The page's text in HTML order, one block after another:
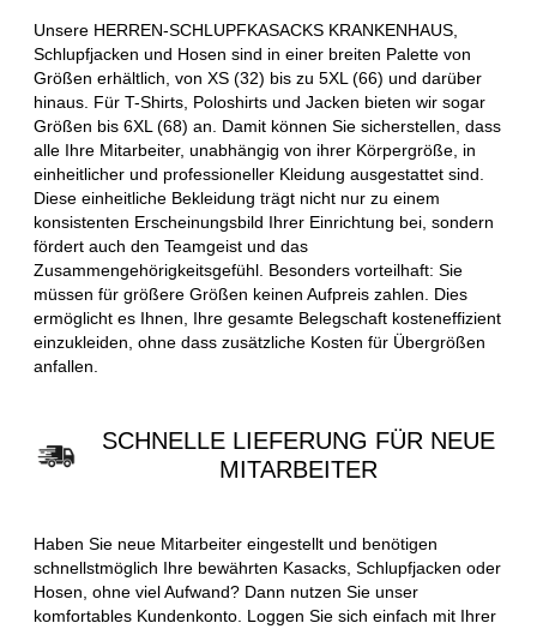
Unsere HERREN-SCHLUPFKASACKS KRANKENHAUS,
Schlupfjacken und Hosen sind in einer breiten Palette von
Größen erhältlich, von XS (32) bis zu 5XL (66) und darüber
hinaus. Für T-Shirts, Poloshirts und Jacken bieten wir sogar
Größen bis 6XL (68) an. Damit können Sie sicherstellen, dass
alle Ihre Mitarbeiter, unabhängig von ihrer Körpergröße, in
einheitlicher und professioneller Kleidung ausgestattet sind.
Diese einheitliche Bekleidung trägt nicht nur zu einem
konsistenten Erscheinungsbild Ihrer Einrichtung bei, sondern
fördert auch den Teamgeist und das
Zusammengehörigkeitsgefühl. Besonders vorteilhaft: Sie
müssen für größere Größen keinen Aufpreis zahlen. Dies
ermöglicht es Ihnen, Ihre gesamte Belegschaft kosteneffizient
einzukleiden, ohne dass zusätzliche Kosten für Übergrößen
anfallen.
SCHNELLE LIEFERUNG FÜR NEUE
MITARBEITER
Haben Sie neue Mitarbeiter eingestellt und benötigen
schnellstmöglich Ihre bewährten Kasacks, Schlupfjacken oder
Hosen, ohne viel Aufwand? Dann nutzen Sie unser
komfortables Kundenkonto. Loggen Sie sich einfach mit Ihrer